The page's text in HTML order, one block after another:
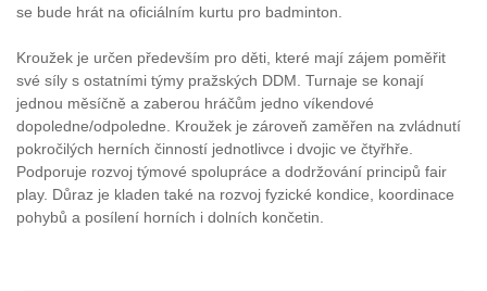
se bude hrát na oficiálním kurtu pro badminton.
Kroužek je určen především pro děti, které mají zájem poměřit
své síly s ostatními týmy pražských DDM. Turnaje se konají
jednou měsíčně a zaberou hráčům jedno víkendové
dopoledne/odpoledne. Kroužek je zároveň zaměřen na zvládnutí
pokročilých herních činností jednotlivce i dvojic ve čtyřhře.
Podporuje rozvoj týmové spolupráce a dodržování principů fair
play. Důraz je kladen také na rozvoj fyzické kondice, koordinace
pohybů a posílení horních i dolních končetin.